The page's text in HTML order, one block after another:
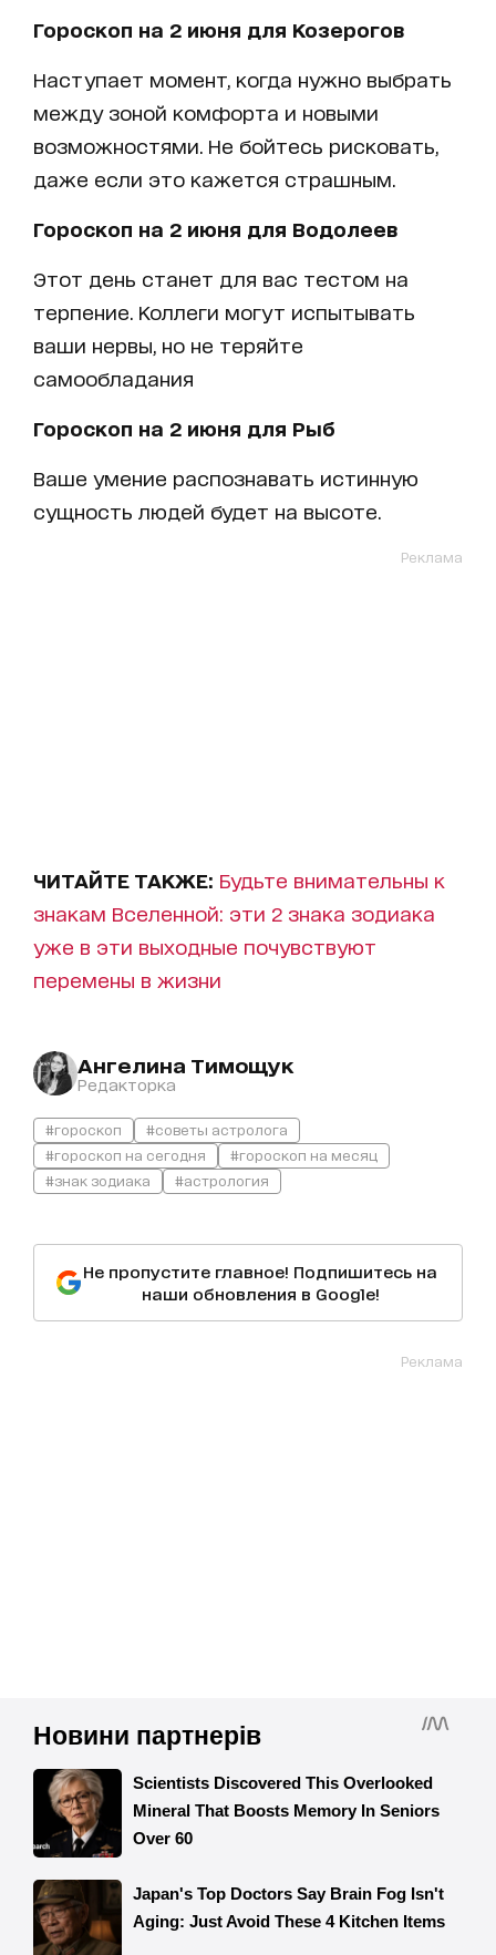
Гороскоп на 2 июня для Козерогов
Наступает момент, когда нужно выбрать
между зоной комфорта и новыми
возможностями. Не бойтесь рисковать,
даже если это кажется страшным.
Гороскоп на 2 июня для Водолеев
Этот день станет для вас тестом на
терпение. Коллеги могут испытывать
ваши нервы, но не теряйте
самообладания
Гороскоп на 2 июня для Рыб
Ваше умение распознавать истинную
сущность людей будет на высоте.
Реклама
ЧИТАЙТЕ ТАКЖЕ: Будьте внимательны к
знакам Вселенной: эти 2 знака зодиака
уже в эти выходные почувствуют
перемены в жизни
Ангелина Тимощук
Редакторка
#гороскоп
#советы астролога
#гороскоп на сегодня
#гороскоп на месяц
#знак зодиака
#астрология
Не пропустите главное! Подпишитесь на
наши обновления в Google!
Реклама